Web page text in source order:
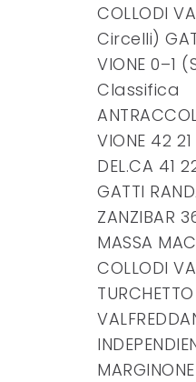
COLLODI
Circelli)
VIONE 0–1
Classifica
VIONE 42 21
DEL.CA 41
GATTI
ZANZIBAR
MASSA
COLLODI